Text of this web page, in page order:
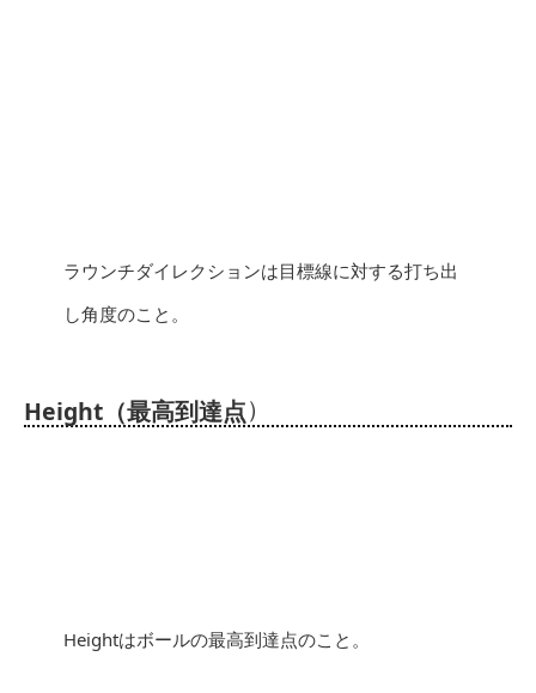
ラウンチダイレクションは目標線に対する打ち出
し角度のこと。
Height（最高到達点）
Heightはボールの最高到達点のこと。